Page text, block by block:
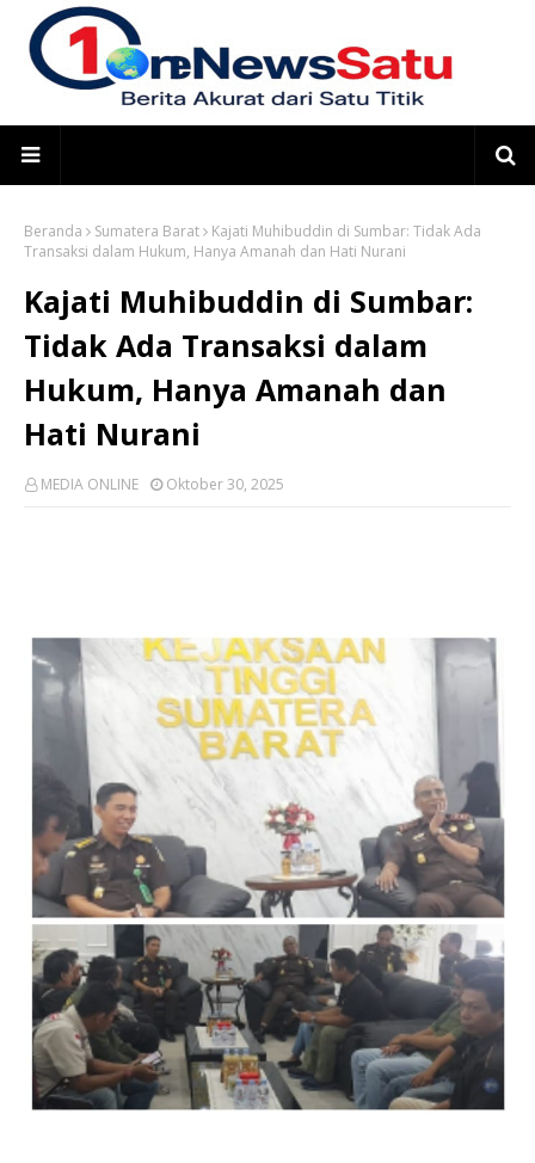
Beranda Sumatera Barat
Kajati Muhibuddin di Sumbar: Tidak Ada
Transaksi dalam Hukum, Hanya Amanah dan Hati Nurani
Kajati Muhibuddin di Sumbar:
Tidak Ada Transaksi dalam
Hukum, Hanya Amanah dan
Hati Nurani
MEDIA ONLINE Oktober 30, 2025